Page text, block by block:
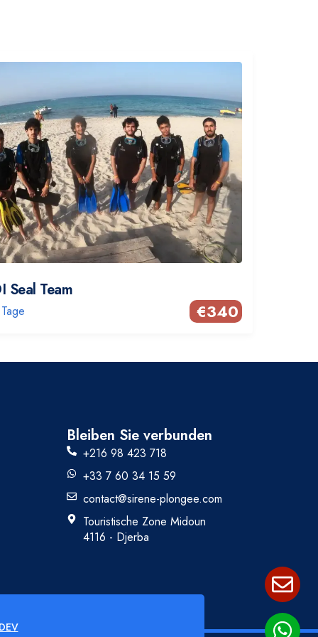
Seal Team
€340
Bleiben Sie verbunden
+216 98 423 718
+33 7 60 34 15 59
contact@sirene-plongee.com
Touristische Zone Midoun
4116 - Djerba